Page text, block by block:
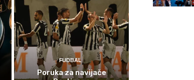
FUDBAL
Poruka za navijače